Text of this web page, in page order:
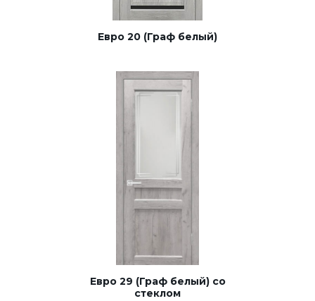
Евро 20 (Граф белый)
Евро 29 (Граф белый) со
стеклом